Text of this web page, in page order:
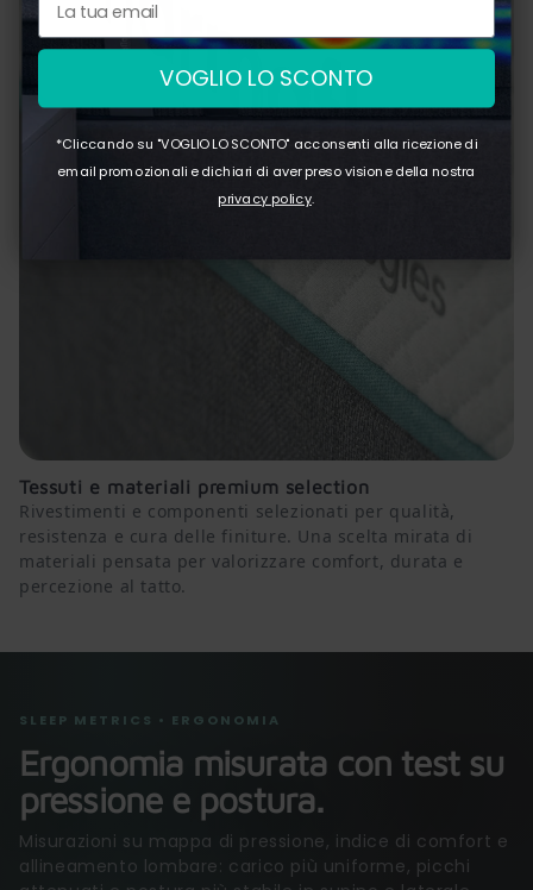
Tessuti e materiali premium selection
Rivestimenti e componenti selezionati per qualità,
resistenza e cura delle finiture. Una scelta mirata di
materiali pensata per valorizzare comfort, durata e
percezione al tatto.
SLEEP METRICS • ERGONOMIA
Ergonomia misurata con test su
pressione e postura.
Misurazioni su mappa di pressione, indice di comfort e
allineamento lombare: carico più uniforme, picchi
VOGLIO LO SCONTO
*Cliccando su "VOGLIO LO SCONTO" acconsenti alla ricezione di
email promozionali e dichiari di aver preso visione della nostra
privacy policy.